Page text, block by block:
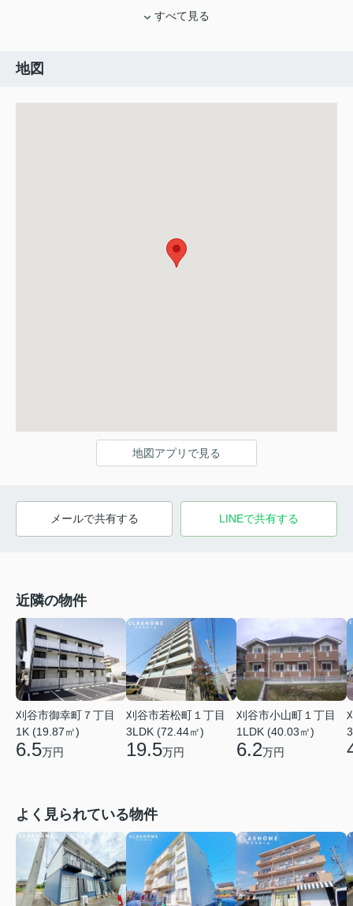
すべて見る
地図
地図アプリで見る
メールで共有する LINEで共有する
近隣の物件
刈谷市御幸町７丁目
1K (19.87㎡)
6.5万円
刈谷市若松町１丁目
3LDK (72.44㎡)
19.5万円
刈谷市小山町１丁目
1LDK (40.03㎡)
6.2万円
よく見られている物件